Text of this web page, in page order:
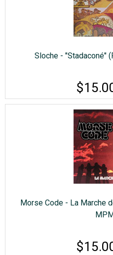
Sloche - "Stadaconé"
Morse Code - La Marche